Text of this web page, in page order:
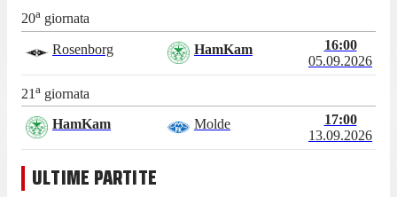
20a giornata
Rosenborg HamKam
16:00
05.09.2026
21 a giornata
HamKam Molde
17:00
13.09.2026
ULTIME PARTITE